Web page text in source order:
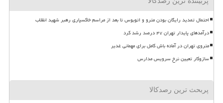
احتمال تمدید رایگان بودن مترو و اتوبوس تا بعد از مراسم خاکسپاری رهبر شهید انقلاب
درآمدهای پایدار تهران ۴۷ درصد رشد کرد
متروی تهران در آماده باش کامل برای مهمانی غدیر
سازوکار تعیین نرخ سرویس مدارس
پربحث ترین رصدکالا